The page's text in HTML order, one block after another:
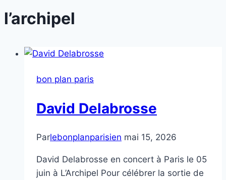
l’archipel
bon plan paris
David Delabrosse
Parlebonplanparisien mai 15, 2026
David Delabrosse en concert à Paris le 05
juin à L’Archipel Pour célébrer la sortie de